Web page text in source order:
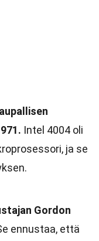
Intel 4004 oli
ja se
Gordon
ennustaa, että